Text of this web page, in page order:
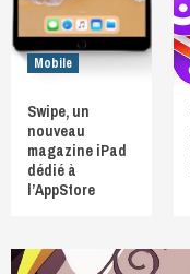
Mobile
Swipe, un
nouveau
magazine iPad
dédié à
l’AppStore